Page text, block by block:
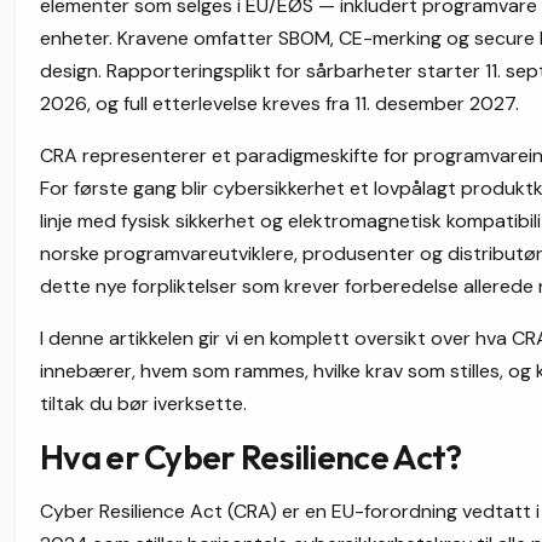
elementer som selges i EU/EØS — inkludert
enheter. Kravene omfatter SBOM, CE-merking og secure
design. Rapporteringsplikt for sårbarheter starter 11.
2026, og full etterlevelse kreves fra 11. desember 2027.
CRA representerer et paradigmeskifte for
For første gang blir cybersikkerhet et lovpålagt
linje med fysisk sikkerhet og elektromagnetisk
norske programvareutviklere, produsenter og
dette nye forpliktelser som krever forberedelse allerede
I denne artikkelen gir vi en komplett oversikt over hva
innebærer, hvem som rammes, hvilke krav som stilles, og
tiltak du bør iverksette.
Hva er Cyber Resilience Act?
Cyber Resilience Act (CRA) er en EU-forordning vedtatt